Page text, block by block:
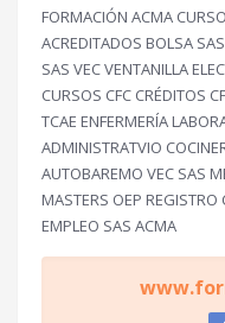
FORMACIÓN ACMA
ACREDITADOS BOLSA
SAS VEC VENTANILLA
CURSOS CFC CRÉDITOS
TCAE ENFERMERÍA
ADMINISTRATVIO
AUTOBAREMO VEC SAS
MASTERS OEP REGISTRO
EMPLEO SAS ACMA